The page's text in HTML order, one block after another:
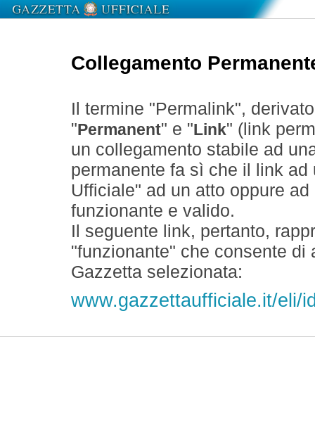
Collegamento
Il termine "Permalink",
" Permanent" e " Link" (link
un collegamento stabile ad
permanente fa sì che il link
Ufficiale" ad un atto oppure
funzionante e valido.
Il seguente link, pertanto,
"funzionante" che consente
Gazzetta selezionata:
www.gazzettaufficiale.it/eli/